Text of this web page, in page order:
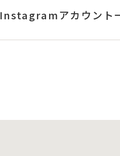
Instagramアカウント